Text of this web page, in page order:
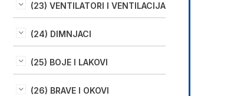
(23) VENTILATORI I VENTILACIJA
(24) DIMNJACI
(25) BOJE I LAKOVI
(26) BRAVE I OKOVI